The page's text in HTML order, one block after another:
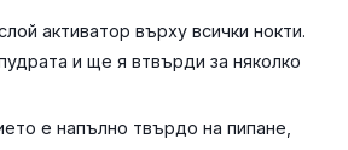
активатор върху всички нокти.
и ще я втвърди за няколко
е напълно твърдо на пипане,